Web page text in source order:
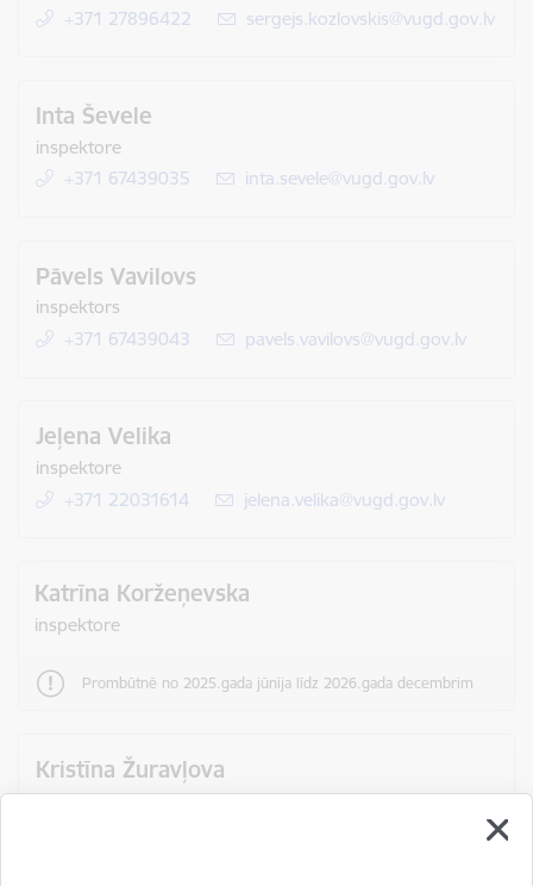
+371 27896422
E-pasts:
sergejs.kozlovskis@vugd.gov.lv
Inta Ševele
inspektore
+371 67439035
E-pasts:
inta.sevele@vugd.gov.lv
Pāvels Vavilovs
inspektors
+371 67439043
E-pasts:
pavels.vavilovs@vugd.gov.lv
Jeļena Velika
inspektore
+371 22031614
E-pasts:
jelena.velika@vugd.gov.lv
Katrīna Koržeņevska
inspektore
Prombūtnē no 2025.gada jūnija līdz 2026.gada decembrim
Kristīna Žuravļova
inspektore
kristina.zuravlova@vugd.gov.lv